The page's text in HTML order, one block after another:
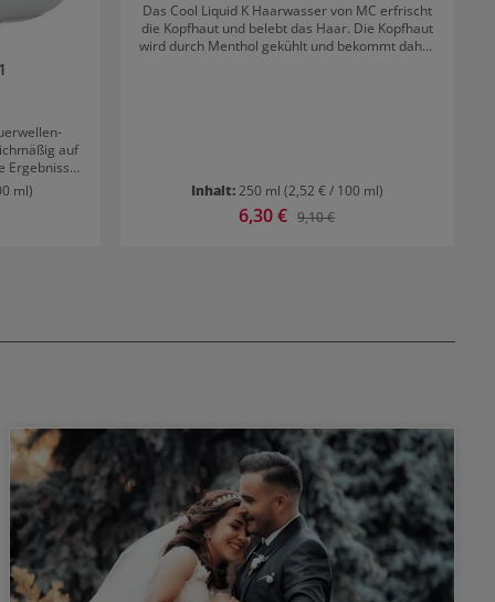
auf
Ergebnisse
ml)
Das Cool Liquid K Haarwasser von MC erfrischt
die Kopfhaut und belebt das Haar. Die Kopfhaut
wird durch Menthol gekühlt und bekommt daher
Inhalt:250 ml (2,52 € / 100 ml)
Verkaufspreis:
6,30 € Regulärer Preis:
9,10 €